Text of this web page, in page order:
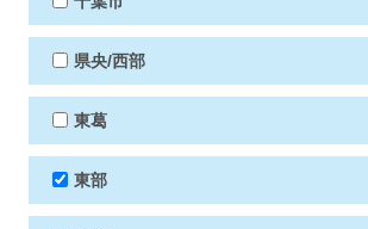
県央/西部
東葛
東部